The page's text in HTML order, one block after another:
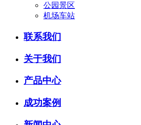
公园景区
机场车站
联系我们
关于我们
产品中心
成功案例